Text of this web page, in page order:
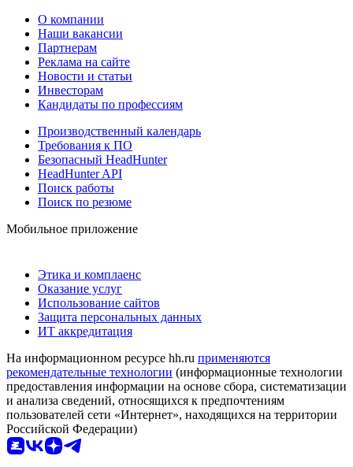
О компании
Наши вакансии
Партнерам
Реклама на сайте
Новости и статьи
Инвесторам
Кандидаты по профессиям
Производственный календарь
Требования к ПО
Безопасный HeadHunter
HeadHunter API
Поиск работы
Поиск по резюме
Мобильное приложение
Этика и комплаенс
Оказание услуг
Использование сайтов
Защита персональных данных
ИТ аккредитация
На информационном ресурсе hh.ru применяются
рекомендательные технологии (информационные технологии
предоставления информации на основе сбора, систематизации
и анализа сведений, относящихся к предпочтениям
пользователей сети «Интернет», находящихся на территории
Российской Федерации)